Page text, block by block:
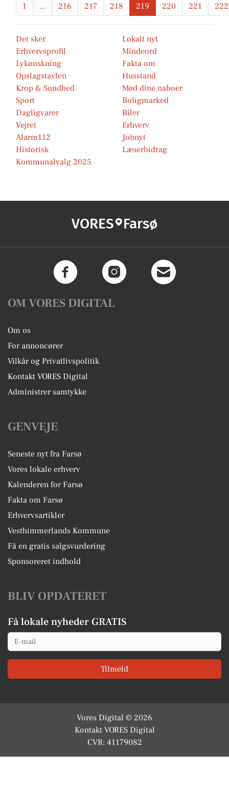
1 ... 216 217 218 219 220 221 222
Det sker
Lokalt nyt
Erhvervsprofil
Mindeord
Lykønskning
Fakta om
Opslagstavlen
Husstand
Krop & Sundhed
Mød dine naboer
Sport
Boligmarked
Dagligvarer
Biler
Vejret
Erhverv
Alarm112
Jobnyt
Historisk
Læserbidrag
Kommunalvalg 2025
VORES Farsø
OM VORES DIGITAL
Om os
For annoncører
Vilkår og Privatlivspolitik
Kontakt VORES Digital
Administrer samtykke
GENVEJE
Seneste nyt fra Farsø
Vores lokale erhverv
Kalenderen for Farsø
Fakta om Farsø
Erhvervsartikler
Vesthimmerlands Kommune
Få en gratis salgsvurdering
Sponsoreret indhold
BLIV OPDATERET
Få lokale nyheder GRATIS
Email
Tilmeld
Vores Digital © 2026
Kontakt VORES Digital
CVR: 41179082